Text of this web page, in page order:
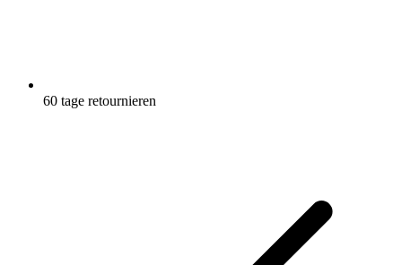
60 tage retournieren